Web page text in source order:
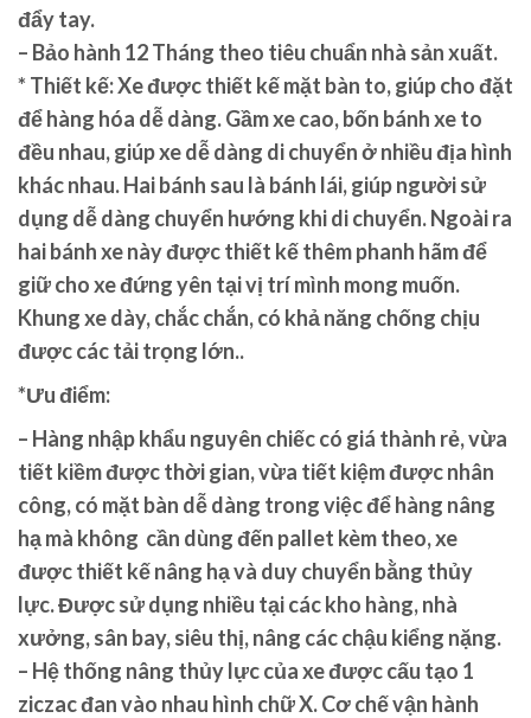
đẩy tay.
– Bảo hành 12 Tháng theo tiêu chuẩn nhà sản xuất.
* Thiết kế: Xe được thiết kế mặt bàn to, giúp cho đặt
để hàng hóa dễ dàng. Gầm xe cao, bốn bánh xe to
đều nhau, giúp xe dễ dàng di chuyển ở nhiều địa hình
khác nhau. Hai bánh sau là bánh lái, giúp người sử
dụng dễ dàng chuyển hướng khi di chuyển. Ngoài ra
hai bánh xe này được thiết kế thêm phanh hãm để
giữ cho xe đứng yên tại vị trí mình mong muốn.
Khung xe dày, chắc chắn, có khả năng chống chịu
được các tải trọng lớn..
*Ưu điểm:
– Hàng nhập khẩu nguyên chiếc có giá thành rẻ, vừa
tiết kiềm được thời gian, vừa tiết kiệm được nhân
công, có mặt bàn dễ dàng trong việc để hàng nâng
hạ mà không cần dùng đến pallet kèm theo, xe
được thiết kế nâng hạ và duy chuyển bằng thủy
lực. Được sử dụng nhiều tại các kho hàng, nhà
xưởng, sân bay, siêu thị, nâng các chậu kiểng nặng.
– Hệ thống nâng thủy lực của xe được cấu tạo 1
ziczac đan vào nhau hình chữ X. Cơ chế vận hành